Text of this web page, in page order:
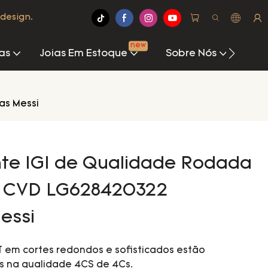
Joias Em Estoque
new
Sobre Nós
Messi
IGI de Qualidade Rodada
CVD LG628420322
em cortes redondos e sofisticados estão
na qualidade 4CS de 4Cs.